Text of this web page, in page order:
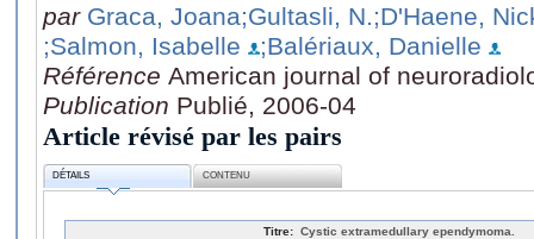
par Graca, Joana;Gultasli, N.;D'Haene,
;Salmon, Isabelle
;Balériaux, Danielle
Référence American journal of
Publication Publié, 2006-04
Article révisé par les pairs
DÉTAILS CONTENU
Titre: Cystic extramedullary ependymoma.